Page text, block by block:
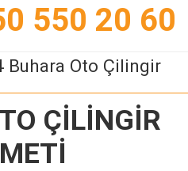
550 20 60
Buhara Oto Çilingir
ÇİLİNGİR